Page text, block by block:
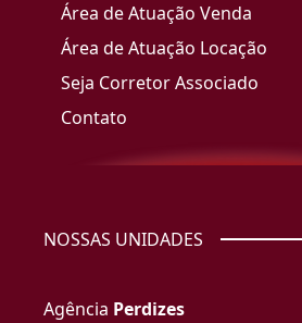
Área de Atuação Venda
Área de Atuação Locação
Seja Corretor Associado
Contato
NOSSAS UNIDADES
Agência Perdizes